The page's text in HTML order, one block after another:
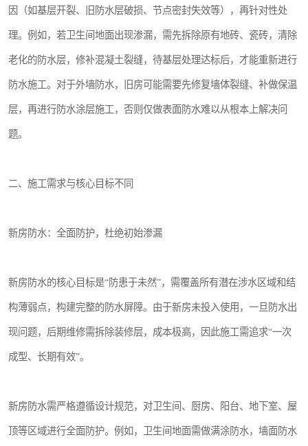
因（如基层开裂、旧防水层破损、节点密封失效等），再针对性处
理。例如，若卫生间地面出现渗漏，需先拆除原有地砖、瓷砖，清除
老化的防水层，修补混凝土裂缝，待基层处理达标后，才能重新进行
防水施工。对于外墙防水，旧房可能需要先修复墙体裂缝、补做保温
层，再进行防水涂层施工，否则仅做表面防水难以从根本上解决问
题。
二、施工需求与核心目标不同
新房防水：全面防护，杜绝初始渗漏
新房防水的核心目标是“防患于未然”，需覆盖所有潜在涉水区域和结
构薄弱点，构建完整的防水屏障。由于新房未投入使用，一旦防水出
现问题，后期维修需拆除装修层，成本极高，因此施工需追求“一次
成型、长期有效”。
新房防水需严格遵循设计规范，对卫生间、厨房、阳台、地下室、屋
顶等区域进行全面防护。例如，卫生间地面需做满涂防水，墙面防水